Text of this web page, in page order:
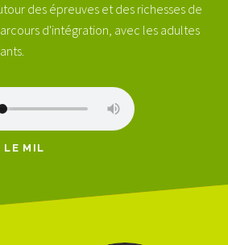
des épreuves et des richesses de
d'intégration, avec les adultes
LE MIL